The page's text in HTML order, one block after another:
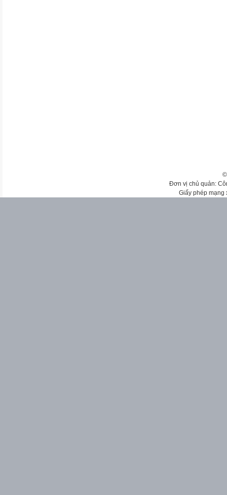
Đơn vị chủ quản:
Giấy phép mạng